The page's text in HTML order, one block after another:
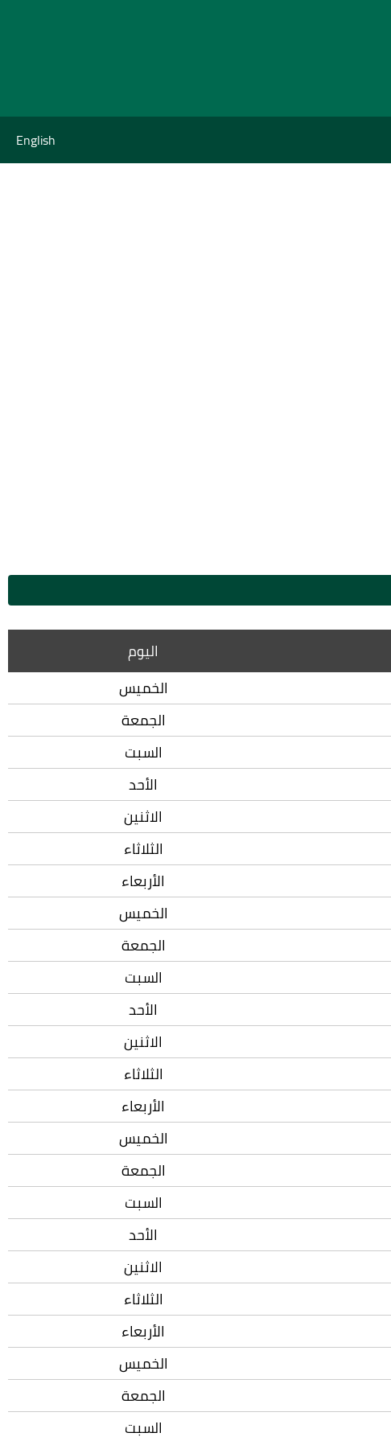
English
اليوم
الخميس
الجمعة
السبت
الأحد
الاثنين
الثلاثاء
الأربعاء
الخميس
الجمعة
السبت
الأحد
الاثنين
الثلاثاء
الأربعاء
الخميس
الجمعة
السبت
الأحد
الاثنين
الثلاثاء
الأربعاء
الخميس
الجمعة
السبت